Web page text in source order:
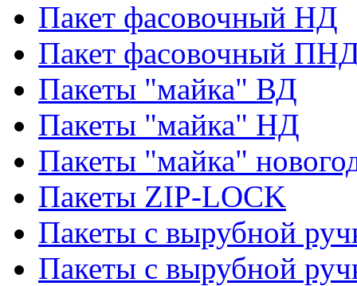
Пакет фасовочный НД
Пакет фасовочный
Пакеты "майка" ВД
Пакеты "майка" НД
Пакеты "майка"
Пакеты ZIP-LOCK
Пакеты с вырубной
Пакеты с вырубной